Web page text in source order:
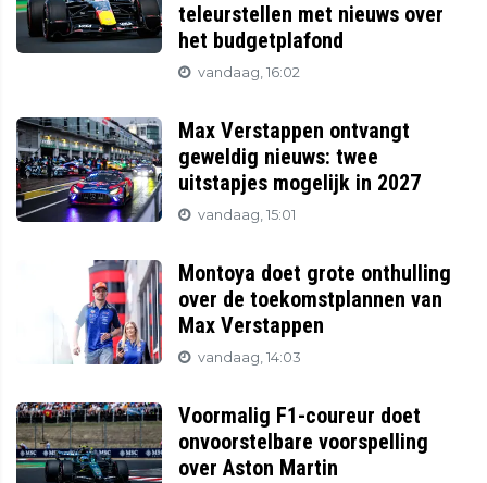
teleurstellen met nieuws over
het budgetplafond
vandaag, 16:02
Max Verstappen ontvangt
geweldig nieuws: twee
uitstapjes mogelijk in 2027
vandaag, 15:01
Montoya doet grote onthulling
over de toekomstplannen van
Max Verstappen
vandaag, 14:03
Voormalig F1-coureur doet
onvoorstelbare voorspelling
over Aston Martin